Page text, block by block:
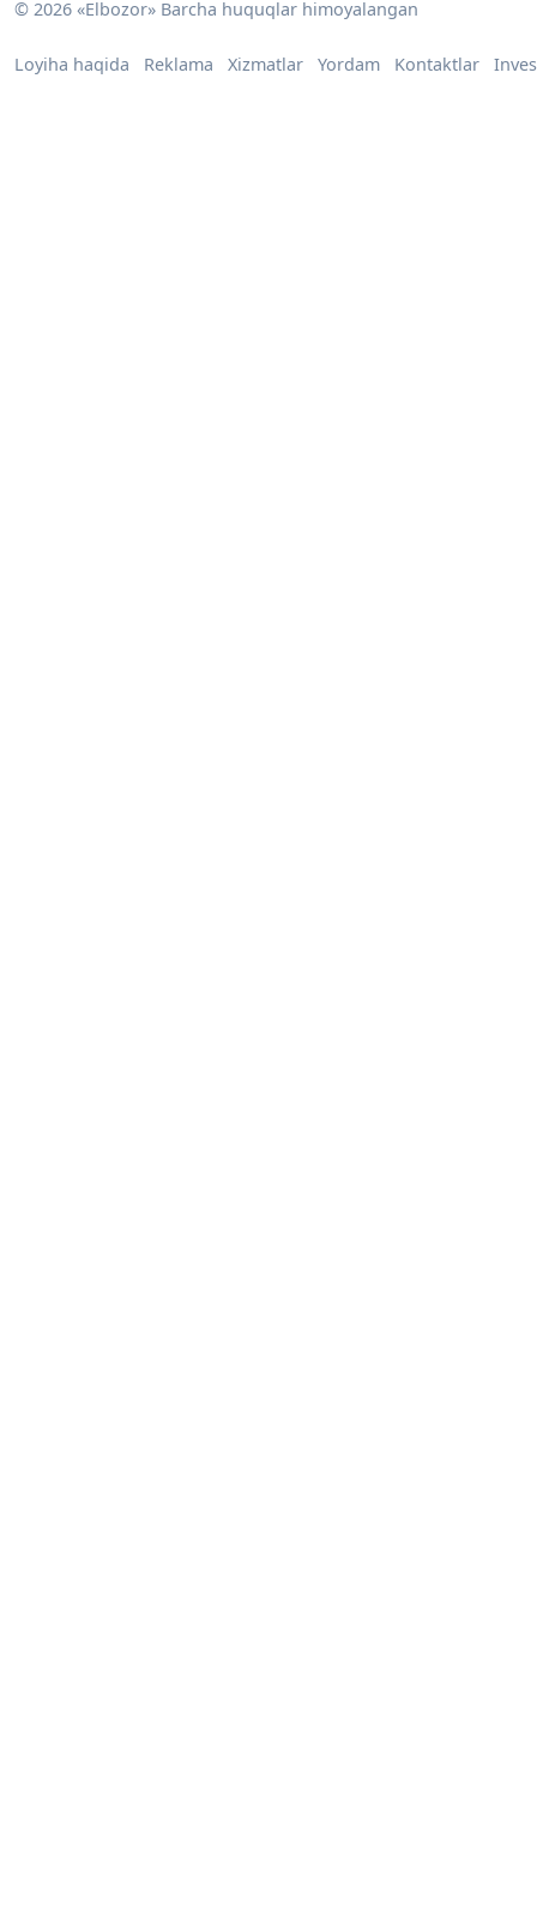
© 2026 «Elbozor» Barcha huquqlar himoyalangan
Loyiha haqida Reklama Xizmatlar Yordam Kontaktlar